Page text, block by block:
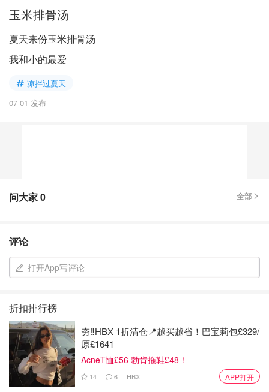
玉米排骨汤
夏天来份玉米排骨汤
我和小的最爱
凉拌过夏天
07-01 发布
问大家0 全部
评论
打开App写评论
折扣排行榜
夯‼️HBX 1折清仓📍越买越省！巴宝莉包£329/
原£1641
AcneT恤£56 勃肯拖鞋£48！
14 6 HBX APP打开